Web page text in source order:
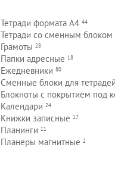
Тетради формата А4 44
Тетради со сменным блоком
Грамоты 28
Папки адресные 18
Ежедневники 80
Сменные блоки для тетрадей
Блокноты с покрытием под
Календари 24
Книжки записные 17
Планинги 11
Планеры магнитные 2